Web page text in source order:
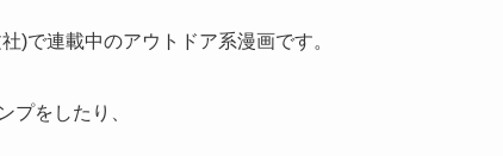
)で連載中のアウトドア系漫画です。
プをしたり、